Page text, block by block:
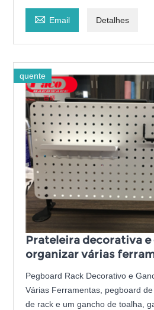
 Email Detalhes
quente
Prateleira decorativa e
organizar várias
Pegboard Rack Decorativo e
Várias Ferramentas, pegboard
de rack e um gancho de toalha,